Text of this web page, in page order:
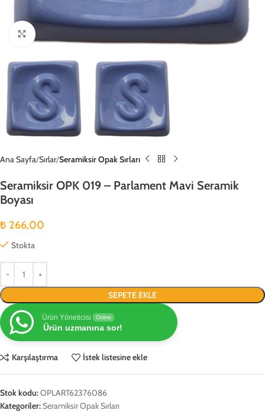
Büyütmek için tıklayın
Ana Sayfa Sırlar Seramiksir Opak Sırları
Seramiksir OPK 019 – Parlament Mavi Seramik
Boyası
₺ 266,00
Stokta
SEPETE EKLE
Ürün Yöneticisi Online
Ürün uzmanına sor!
Karşılaştırma İstek listesine ekle
Stok kodu:OPLART62376086
Kategoriler:Seramiksir Opak Sırları